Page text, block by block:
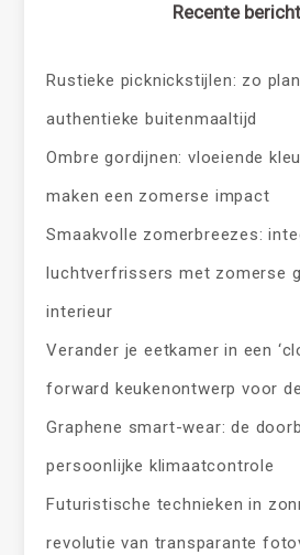
Recente
Rustieke picknickstijlen: zo
authentieke buitenmaaltijd
Ombre gordijnen: vloeiende
maken een zomerse impact
Smaakvolle zomerbreezes:
luchtverfrissers met zomerse
interieur
Verander je eetkamer in een
forward keukenontwerp voor
Graphene smart-wear: de
persoonlijke klimaatcontrole
Futuristische technieken in
revolutie van transparante